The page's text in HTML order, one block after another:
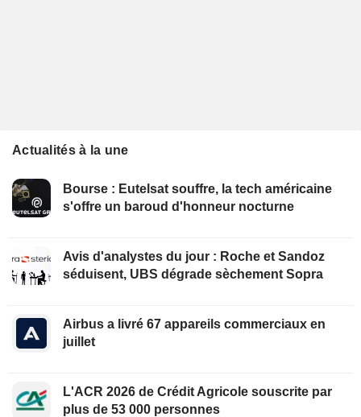
Actualités à la une
Bourse : Eutelsat souffre, la tech américaine
s'offre un baroud d'honneur nocturne
Avis d'analystes du jour : Roche et Sandoz
séduisent, UBS dégrade sèchement Sopra
Airbus a livré 67 appareils commerciaux en
juillet
L'ACR 2026 de Crédit Agricole souscrite par
plus de 53 000 personnes